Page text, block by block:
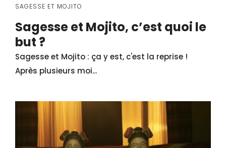
SAGESSE ET MOJITO
Sagesse et Mojito, c’est quoi le
but ?
Sagesse et Mojito : ça y est, c'est la reprise !
Après plusieurs moi...